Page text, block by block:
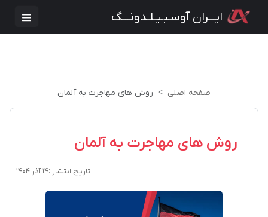
ایـــران آوسـبـیـلـدونـــگ
صفحه اصلی روش های مهاجرت به آلمان
روش های مهاجرت به آلمان
تاریخ انتشار :۱۴ آذر ۱۴۰۴